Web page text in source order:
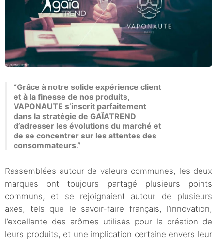
“Grâce à notre solide expérience client
et à la finesse de nos produits,
VAPONAUTE s’inscrit parfaitement
dans la stratégie de GAÏATREND
d’adresser les évolutions du marché et
de se concentrer sur les attentes des
consommateurs.”
Rassemblées autour de valeurs communes, les deux
marques ont toujours partagé plusieurs points
communs, et se rejoignaient autour de plusieurs
axes, tels que le savoir-faire français, l’innovation,
l’excellente des arômes utilisés pour la création de
leurs produits, et une implication certaine envers leur